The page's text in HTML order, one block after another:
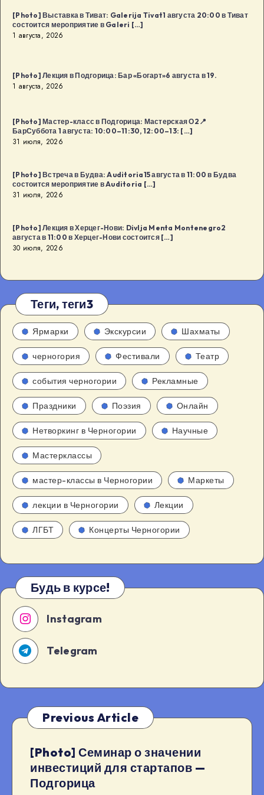
в
Будва
[…]
[Photo] Выставка в Тиват: Galerija Tivat1 августа 20:00 в Тиват
состоится мероприятие в Galeri […]
1 августа, 2026
[Photo] Лекция в Подгорица: Бар «Богарт»6 августа в 19.
1 августа, 2026
[Photo] Мастер-класс в Подгорица: Мастерская О2📍
БарСуббота 1 августа: 10:00–11:30, 12:00–13: […]
31 июля, 2026
[Photo] Встреча в Будва: Auditoria15 августа в 11:00 в Будва
состоится мероприятие в Auditoria […]
31 июля, 2026
[Photo] Лекция в Херцег-Нови: Divlja Menta Montenegro2
августа в 11:00 в Херцег-Нови состоится […]
30 июля, 2026
Теги, теги3
Ярмарки Экскурсии Шахматы
черногория Фестивали Театр
события черногории Рекламные
Праздники Поэзия Онлайн
Нетворкинг в Черногории Научные
Мастерклассы
мастер-классы в Черногории Маркеты
лекции в Черногории Лекции
ЛГБТ Концерты Черногории
Будь в курсе!
Instagram
Telegram
Previous Article
[Photo] Семинар о значении
инвестиций для стартапов —
Подгорица